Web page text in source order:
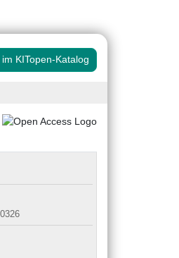
KITopen-Katalog